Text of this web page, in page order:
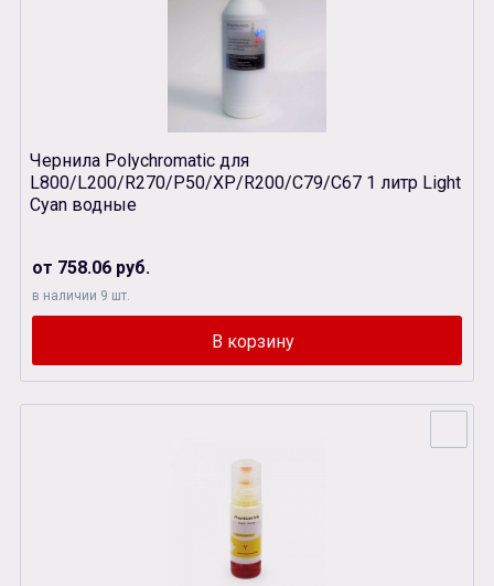
Чернила Polychromatic для
L800/L200/R270/P50/XР/R200/C79/C67 1 литр Light
Cyan водные
от 758.06 руб.
в наличии 9 шт.